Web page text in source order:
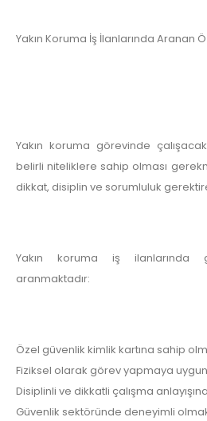
Yakın Koruma İş İlanlarında Aranan
Yakın koruma görevinde
belirli niteliklere sahip olması
dikkat, disiplin ve sorumluluk
Yakın koruma iş ilanlarında
aranmaktadır:
Özel güvenlik kimlik kartına sahip
Fiziksel olarak görev yapmaya
Disiplinli ve dikkatli çalışma
Güvenlik sektöründe deneyimli